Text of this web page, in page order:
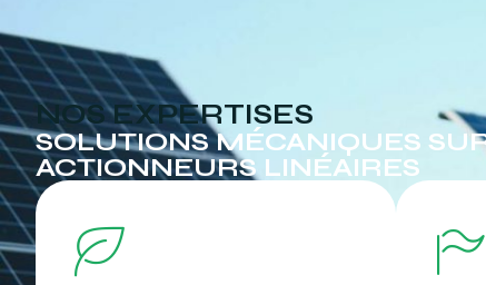
NOS EXPERTISES
SOLUTIONS MÉCANIQUES
ACTIONNEURS LINÉAIRES